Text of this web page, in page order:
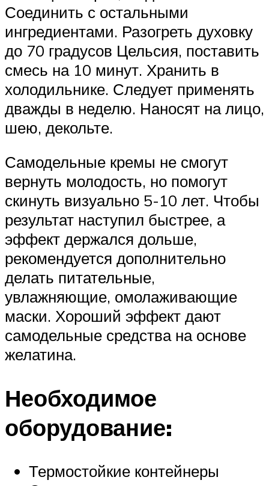
Соединить с остальными
ингредиентами. Разогреть духовку
до 70 градусов Цельсия, поставить
смесь на 10 минут. Хранить в
холодильнике. Следует применять
дважды в неделю. Наносят на лицо,
шею, декольте.
Самодельные кремы не смогут
вернуть молодость, но помогут
скинуть визуально 5-10 лет. Чтобы
результат наступил быстрее, а
эффект держался дольше,
рекомендуется дополнительно
делать питательные,
увлажняющие, омолаживающие
маски. Хороший эффект дают
самодельные средства на основе
желатина.
Необходимое
оборудование:
Термостойкие контейнеры